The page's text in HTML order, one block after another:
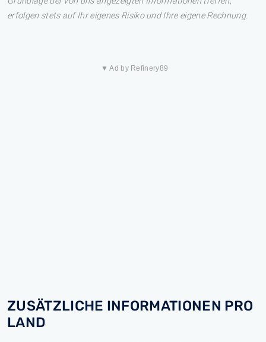
erfolgen stets auf Ihr eigenes Risiko und Ihre eigene Rechnung.
▼ Ad by Refinery89
ZUSÄTZLICHE INFORMATIONEN PRO
LAND